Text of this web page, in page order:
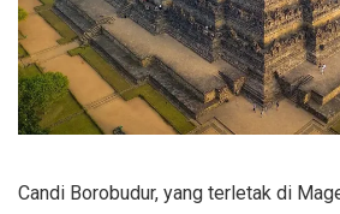
Candi Borobudur, yang terletak di